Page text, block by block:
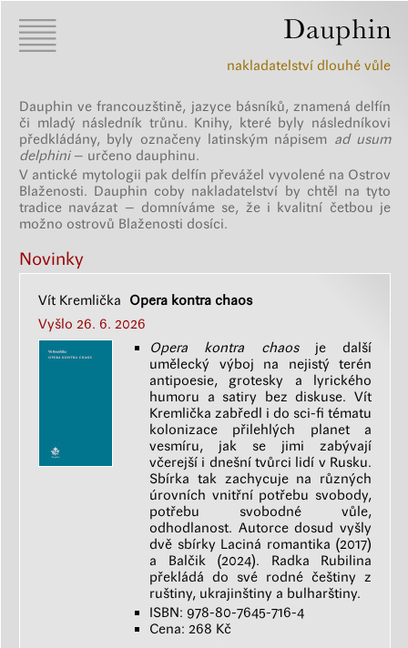
nakladatelství dlouhé vůle
Dauphin ve francouzštině, jazyce básníků, znamená delfín
či mladý následník trůnu. Knihy, které byly následníkovi
předkládány, byly označeny latinským nápisem ad usum
delphini– určeno dauphinu.
V antické mytologii pak delfín převážel vyvolené na Ostrov
Blaženosti. Dauphin coby nakladatelství by chtěl na tyto
tradice navázat – domníváme se, že i kvalitní četbou je
možno ostrovů Blaženosti dosíci.
Novinky
Vít Kremlička
Opera kontra chaos
Vyšlo 26. 6. 2026
Opera kontra chaosje další
umělecký výboj na nejistý terén
antipoesie, grotesky a lyrického
humoru a satiry bez diskuse. Vít
Kremlička zabředl i do sci-fi tématu
kolonizace přilehlých planet a
vesmíru, jak se jimi zabývají
včerejší i dnešní tvůrci lidí v Rusku.
Sbírka tak zachycuje na různých
úrovních vnitřní potřebu svobody,
potřebu svobodné vůle,
odhodlanost. Autorce dosud vyšly
dvě sbírky Laciná romantika (2017)
a Balčik (2024). Radka Rubilina
překládá do své rodné češtiny z
ruštiny, ukrajinštiny a bulharštiny.
ISBN: 978-80-7645-716-4
Cena: 268 Kč